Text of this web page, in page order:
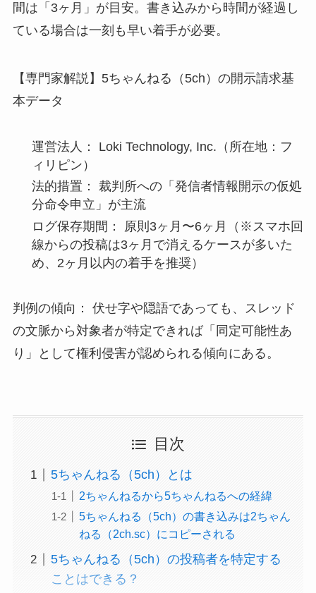
間は「3ヶ月」が目安。書き込みから時間が経過し
ている場合は一刻も早い着手が必要。
【専門家解説】5ちゃんねる（5ch）の開示請求基
本データ
運営法人： Loki Technology, Inc.（所在地：フ
ィリピン）
法的措置： 裁判所への「発信者情報開示の仮処
分命令申立」が主流
ログ保存期間： 原則3ヶ月〜6ヶ月（※スマホ回
線からの投稿は3ヶ月で消えるケースが多いた
め、2ヶ月以内の着手を推奨）
判例の傾向： 伏せ字や隠語であっても、スレッド
の文脈から対象者が特定できれば「同定可能性あ
り」として権利侵害が認められる傾向にある。
目次
5ちゃんねる（5ch）とは
2ちゃんねるから5ちゃんねるへの経緯
5ちゃんねる（5ch）の書き込みは2ちゃん
ねる（2ch.sc）にコピーされる
5ちゃんねる（5ch）の投稿者を特定する
ことはできる？